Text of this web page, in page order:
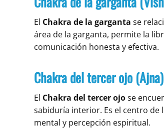
El Chakra de la garganta se
área de la garganta, permite la
comunicación honesta y efectiva.
Chakra del tercer ojo (Ajna)
El Chakra del tercer ojose
sabiduría interior. Es el centro
mental y percepción espiritual.